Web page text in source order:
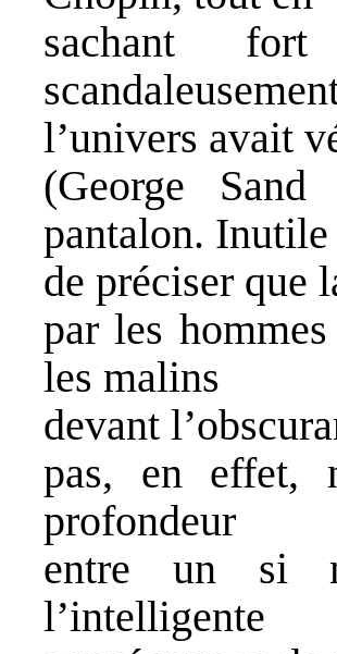
sachant
l’univers avait
(George
pantalon. Inutile
de préciser que
par les
les malins
devant
pas, en effet,
profondeur
entre un si
l’intelligente